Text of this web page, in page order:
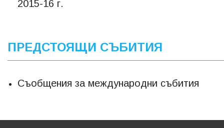
2015-16 г.
ПРЕДСТОЯЩИ СЪБИТИЯ
Съобщения за международни събития